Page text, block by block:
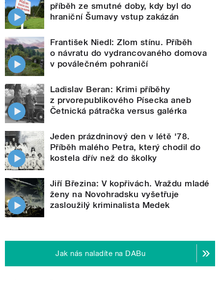
příběh ze smutné doby, kdy byl do
hraniční Šumavy vstup zakázán
František Niedl: Zlom stínu. Příběh
o návratu do vydrancovaného domova
v poválečném pohraničí
Ladislav Beran: Krimi příběhy
z prvorepublikového Písecka aneb
Četnická pátračka versus galérka
Jeden prázdninový den v létě '78.
Příběh malého Petra, který chodil do
kostela dřív než do školky
Jiří Březina: V kopřivách. Vraždu mladé
ženy na Novohradsku vyšetřuje
zasloužilý kriminalista Medek
Jak nás naladíte na DABu